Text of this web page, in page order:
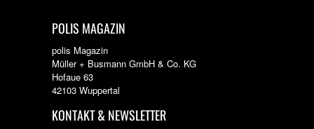
POLIS MAGAZIN
polis Magazin
Müller + Busmann GmbH & Co. KG
Hofaue 63
42103 Wuppertal
KONTAKT & NEWSLETTER